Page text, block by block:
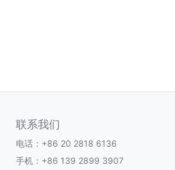
联系我们
电话：+86 20 2818 6136
手机：+86 139 2899 3907